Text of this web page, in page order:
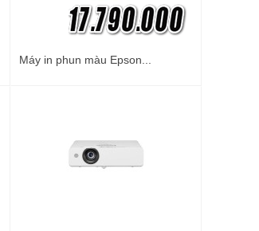
Máy in phun màu Epson...